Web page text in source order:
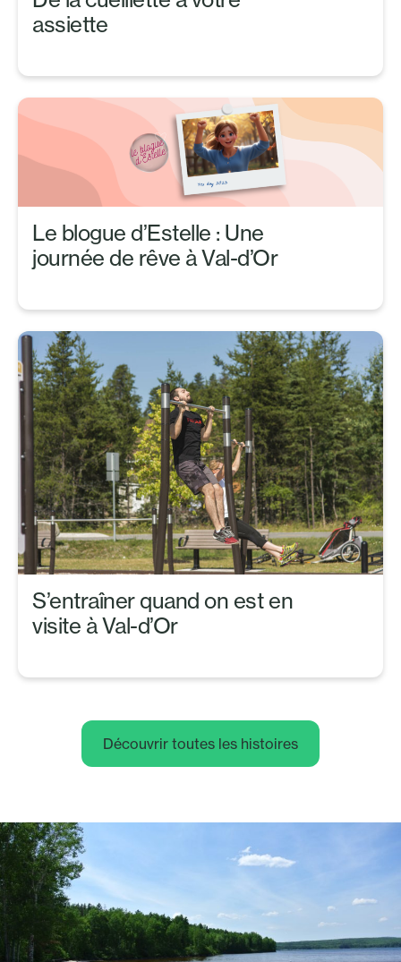
assiette
Le blogue d’Estelle : Une
journée de rêve à Val-d’Or
S’entraîner quand on est en
visite à Val-d’Or
Découvrir toutes les histoires